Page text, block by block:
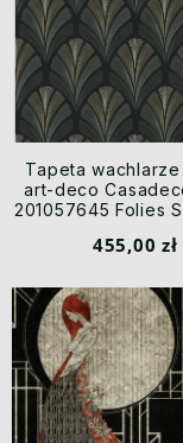
Tapeta
art-deco
201057645 Folies
455,00 zł